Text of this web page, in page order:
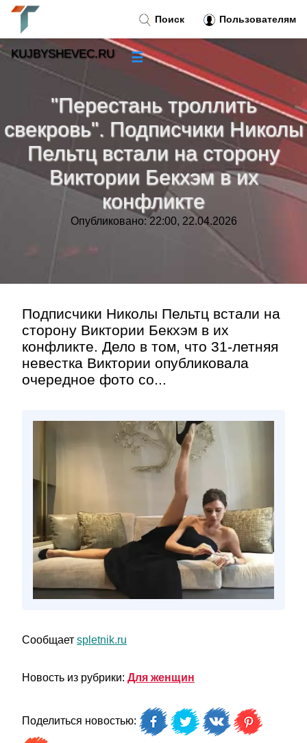
"Перестань троллить
свекровь". Подписчики Николы
Пельтц встали на сторону
Виктории Бекхэм в их
конфликте
Опубликовано: 22:00, 22.04.2026
Подписчики Николы Пельтц встали на
сторону Виктории Бекхэм в их
конфликте. Дело в том, что 31-летняя
невестка Виктории опубликовала
очередное фото со...
Сообщает spletnik.ru
Новость из рубрики: Для женщин
Поделиться новостью:
Поиск Пользователям
KUJBYSHEVEC.RU ☰
Новости
Тренды новостей»
Рубрики»